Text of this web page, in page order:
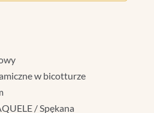
w bicotturze
/ Spękana